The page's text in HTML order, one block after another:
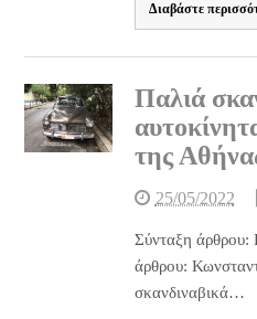
Διαβάστε
Παλιά
της
25/05/2022
Σύνταξη άρθρου:
άρθρου:
σκανδιναβικά…